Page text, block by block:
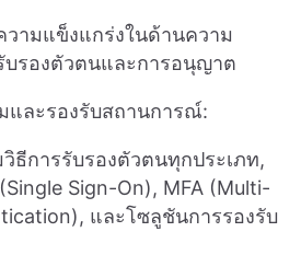
วามแข็งแกร่งในด้านความ
บรองตัวตนและการอนุญาต
และรองรับสถานการณ์:
ธีการรับรองตัวตนทุกประเภท,
Sign-On), MFA (Multi-
และโซลูชันการรองรับ